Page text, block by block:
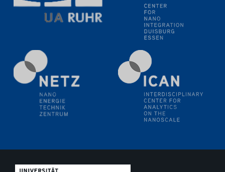
investigated by time-resolved X-ray absorption
spectroscopy"
GDCh Kolloquium
Festkolloquium Verleihung des Zellner-
Wissenschaftspreises Preisträgerin: Dr. Viktorija
Glembockyté Ludwig-Maximilians-Universität München
12.06.2024